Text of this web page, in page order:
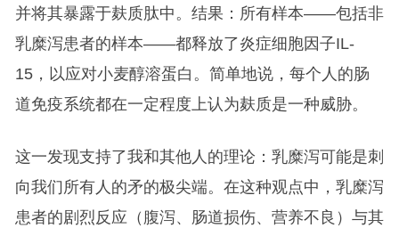
并将其暴露于麸质肽中。结果：所有样本——包括非
乳糜泻患者的样本——都释放了炎症细胞因子IL-
15，以应对小麦醇溶蛋白。简单地说，每个人的肠
道免疫系统都在一定程度上认为麸质是一种威胁。
这一发现支持了我和其他人的理论：乳糜泻可能是刺
向我们所有人的矛的极尖端。在这种观点中，乳糜泻
患者的剧烈反应（腹泻、肠道损伤、营养不良）与其